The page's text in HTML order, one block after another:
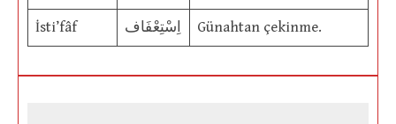
İsti’fâf اِسْتِعْفَاف Günahtan çekinme.